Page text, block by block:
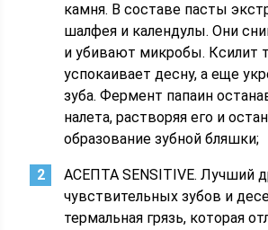
камня. В составе пасты
шалфея и календулы. Они
и убивают микробы. Ксилит
успокаивает десну, а еще
зуба. Фермент папаин
налета, растворяя его и
образование зубной бляшки;
АСЕПТА SENSITIVE. Лучший
чувствительных зубов и
термальная грязь, которая